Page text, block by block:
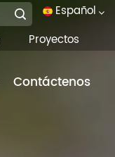
Español
English
Proyectos
Contáctenos